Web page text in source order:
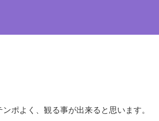
ポよく、観る事が出来ると思います。